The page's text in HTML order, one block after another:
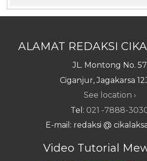
ALAMAT REDAKSI
JL. Montong No. 57
Ciganjur, Jagakarsa
See location ›
Tel: 021 -7888-
E-mail: redaksi @
Video Tutorial